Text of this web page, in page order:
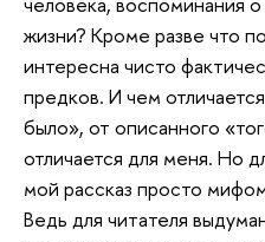
жизни? Кроме разве что
интересна чисто
предков. И чем
было», от описанного
отличается для меня. Но
мой рассказ просто
Ведь для читателя